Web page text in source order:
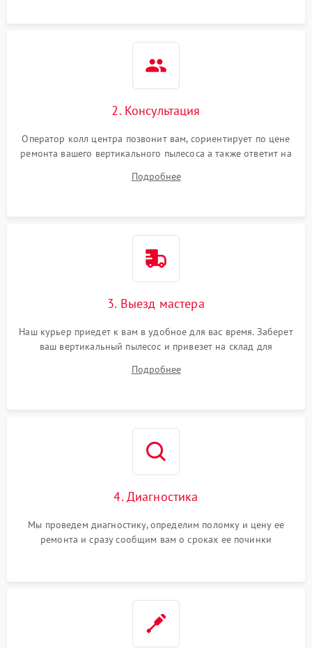
2. Консультация
Оператор колл центра позвонит вам, сориентирует по цене
ремонта вашего вертикального пылесоса а также ответит на
Подробнее
3. Выезд мастера
Наш курьер приедет к вам в удобное для вас время. Заберет
ваш вертикальный пылесос и привезет на склад для
Подробнее
4. Диагностика
Мы проведем диагностику, определим поломку и цену ее
ремонта и сразу сообщим вам о сроках ее починки